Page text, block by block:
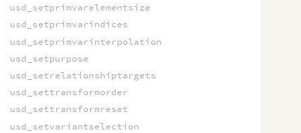
usd_setprimvarelementsize
usd_setprimvarindices
usd_setprimvarinterpolation
usd_setpurpose
usd_setrelationshiptargets
usd_settransformorder
usd_settransformreset
usd_setvariantselection